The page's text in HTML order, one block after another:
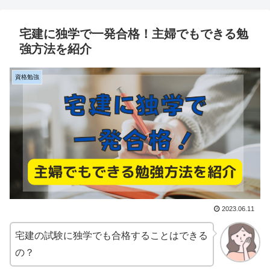
宅建に独学で一発合格！主婦でもできる勉
強方法を紹介
資格勉強
2023.06.11
宅建の試験に独学でも合格することはできる
の？